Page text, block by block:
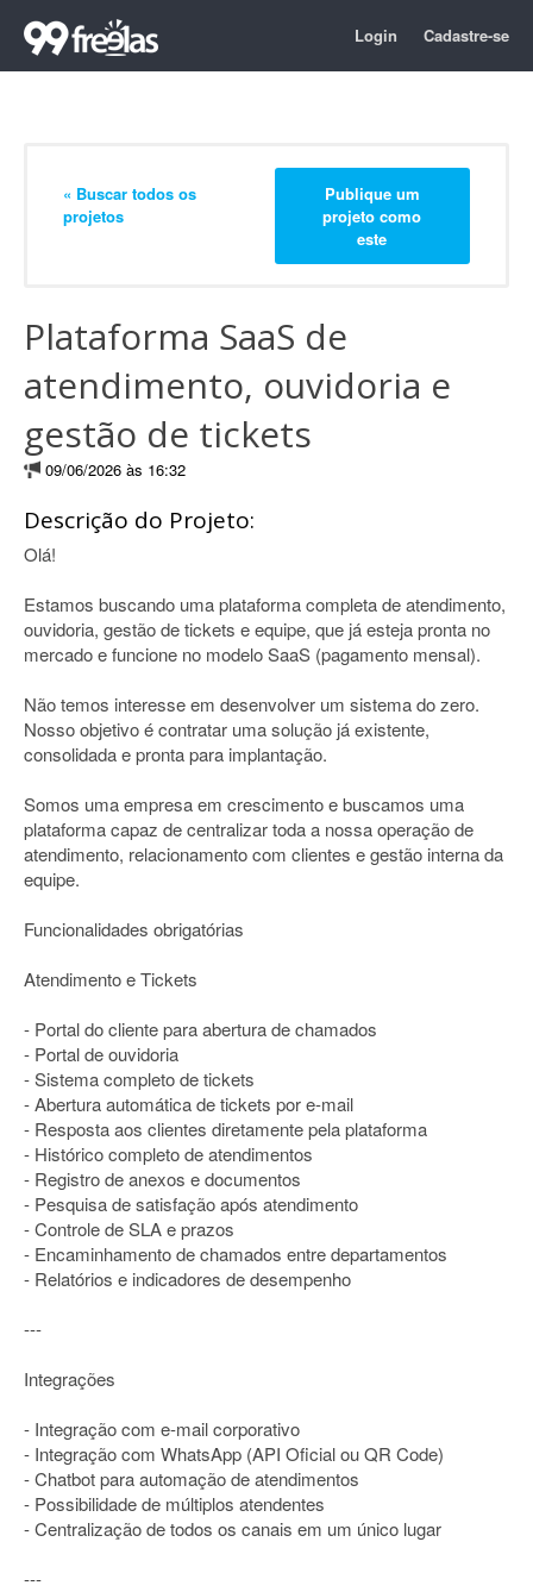
Login Cadastre-se
« Buscar todos os
projetos
Publique um
projeto como
este
Plataforma SaaS de
atendimento, ouvidoria e
gestão de tickets
09/06/2026 às 16:32
Descrição do Projeto:
Olá!
Estamos buscando uma plataforma completa de atendimento,
ouvidoria, gestão de tickets e equipe, que já esteja pronta no
mercado e funcione no modelo SaaS (pagamento mensal).
Não temos interesse em desenvolver um sistema do zero.
Nosso objetivo é contratar uma solução já existente,
consolidada e pronta para implantação.
Somos uma empresa em crescimento e buscamos uma
plataforma capaz de centralizar toda a nossa operação de
atendimento, relacionamento com clientes e gestão interna da
equipe.
Funcionalidades obrigatórias
Atendimento e Tickets
- Portal do cliente para abertura de chamados
- Portal de ouvidoria
- Sistema completo de tickets
- Abertura automática de tickets por e-mail
- Resposta aos clientes diretamente pela plataforma
- Histórico completo de atendimentos
- Registro de anexos e documentos
- Pesquisa de satisfação após atendimento
- Controle de SLA e prazos
- Encaminhamento de chamados entre departamentos
- Relatórios e indicadores de desempenho
---
Integrações
- Integração com e-mail corporativo
- Integração com WhatsApp (API Oficial ou QR Code)
- Chatbot para automação de atendimentos
- Possibilidade de múltiplos atendentes
- Centralização de todos os canais em um único lugar
---